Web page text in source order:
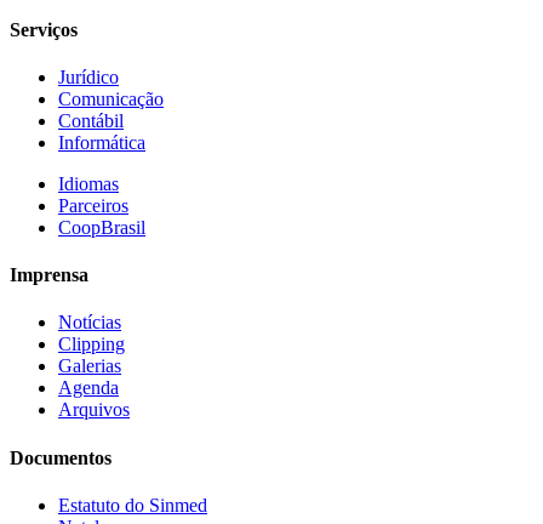
Serviços
Jurídico
Comunicação
Contábil
Informática
Idiomas
Parceiros
CoopBrasil
Imprensa
Notícias
Clipping
Galerias
Agenda
Arquivos
Documentos
Estatuto do Sinmed